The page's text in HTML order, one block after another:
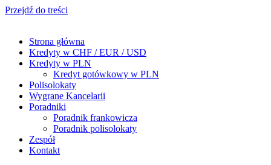
Przejdź do treści
Strona główna
Kredyty w CHF / EUR / USD
Kredyty w PLN
Kredyt gotówkowy w PLN
Polisolokaty
Wygrane Kancelarii
Poradniki
Poradnik frankowicza
Poradnik polisolokaty
Zespół
Kontakt